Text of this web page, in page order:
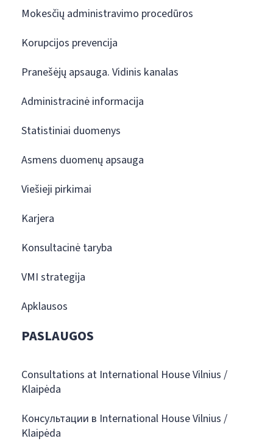
Mokesčių administravimo procedūros
Korupcijos prevencija
Pranešėjų apsauga. Vidinis kanalas
Administracinė informacija
Statistiniai duomenys
Asmens duomenų apsauga
Viešieji pirkimai
Karjera
Konsultacinė taryba
VMI strategija
Apklausos
PASLAUGOS
Consultations at International House Vilnius /
Klaipėda
Консультации в International House Vilnius /
Klaipėda